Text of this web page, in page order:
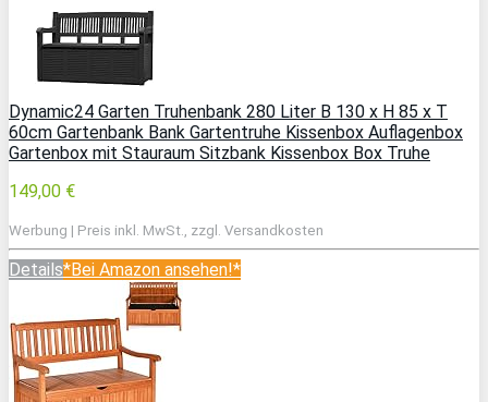
Dynamic24 Garten Truhenbank 280 Liter B 130 x H 85 x T
60cm Gartenbank Bank Gartentruhe Kissenbox Auflagenbox
Gartenbox mit Stauraum Sitzbank Kissenbox Box Truhe
149,00 €
Werbung | Preis inkl. MwSt., zzgl. Versandkosten
Details*Bei Amazon ansehen!*